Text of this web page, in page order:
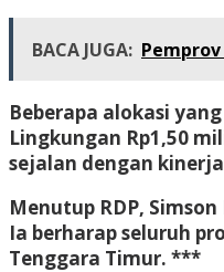
BACA JUGA:
Beberapa alokasi
Lingkungan Rp1,50
sejalan dengan
Menutup RDP,
Ia berharap seluruh
Tenggara Timur. ***